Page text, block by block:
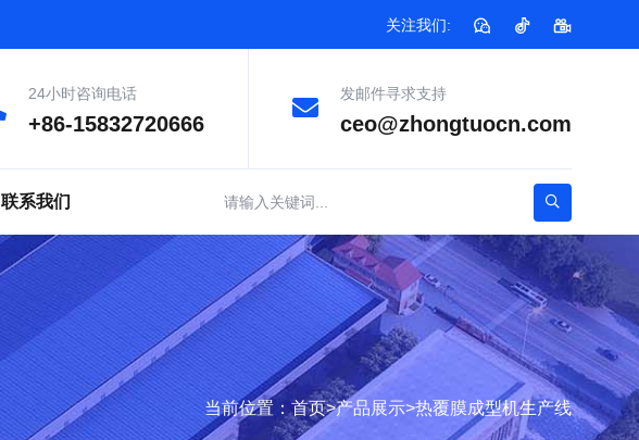
关注我们:
24小时咨询电话
+86-15832720666
发邮件寻求支持
ceo@zhongtuocn.com
联系我们
当前位置：首页>产品展示>热覆膜成型机生产线